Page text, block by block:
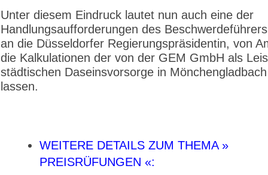
Unter diesem Eindruck lautet nun auch eine der
Handlungsaufforderungen des
an die Düsseldorfer Regierungspräsidentin, von
die Kalkulationen der von der GEM GmbH als
städtischen Daseinsvorsorge in
lassen.
WEITERE DETAILS ZUM THEMA »
PREISRÜFUNGEN «: